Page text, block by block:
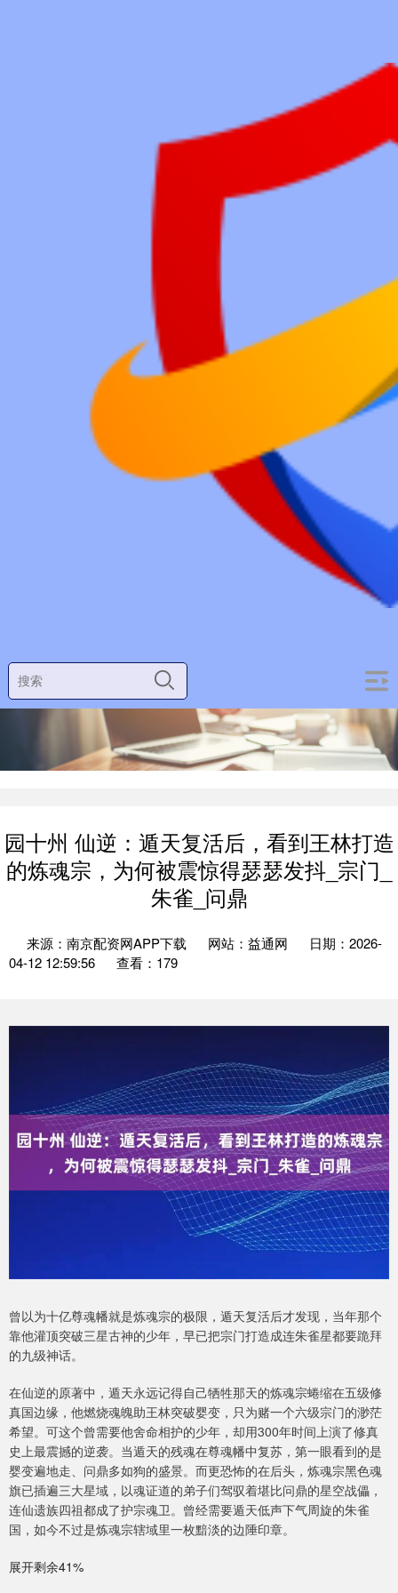
园十州 仙逆：遁天复活后，看到王林打造
的炼魂宗，为何被震惊得瑟瑟发抖_宗门_
朱雀_问鼎
来源：南京配资网APP下载 网站：益通网
日期：2026-
04-12 12:59:56
查看：179
曾以为十亿尊魂幡就是炼魂宗的极限，遁天复活后才发现，当年那个
靠他灌顶突破三星古神的少年，早已把宗门打造成连朱雀星都要跪拜
的九级神话。
在仙逆的原著中，遁天永远记得自己牺牲那天的炼魂宗蜷缩在五级修
真国边缘，他燃烧魂魄助王林突破婴变，只为赌一个六级宗门的渺茫
希望。可这个曾需要他舍命相护的少年，却用300年时间上演了修真
史上最震撼的逆袭。当遁天的残魂在尊魂幡中复苏，第一眼看到的是
婴变遍地走、问鼎多如狗的盛景。而更恐怖的在后头，炼魂宗黑色魂
旗已插遍三大星域，以魂证道的弟子们驾驭着堪比问鼎的星空战儡，
连仙遗族四祖都成了护宗魂卫。曾经需要遁天低声下气周旋的朱雀
国，如今不过是炼魂宗辖域里一枚黯淡的边陲印章。
展开剩余41%